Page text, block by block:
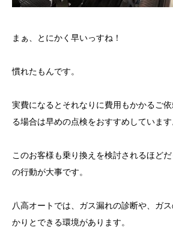
まぁ、とにかく早いっすね！
慣れたもんです。
実費になるとそれなりに費用もかかるご
る場合は早めの点検をおすすめしています
このお客様も乗り換えを検討されるほど
の行動が大事です。
八高オートでは、ガス漏れの診断や、ガ
かりとできる環境があります。